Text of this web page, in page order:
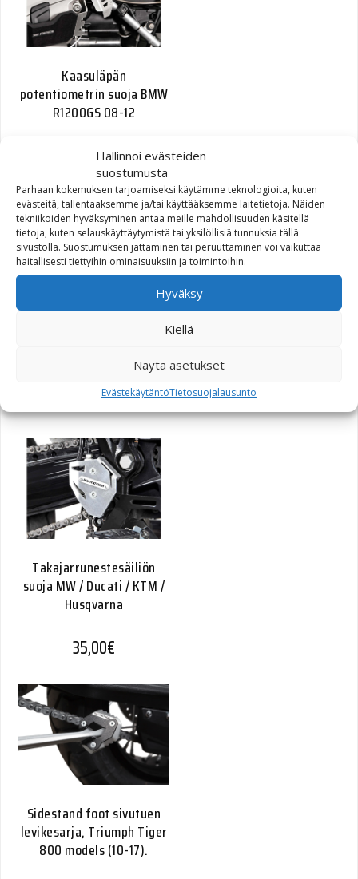
Hallinnoi evästeiden
suostumusta
Parhaan kokemuksen tarjoamiseksi käytämme teknologioita, kuten
evästeitä, tallentaaksemme ja/tai käyttääksemme laitetietoja. Näiden
tekniikoiden hyväksyminen antaa meille mahdollisuuden käsitellä
tietoja, kuten selauskäyttäytymistä tai yksilöllisiä tunnuksia tällä
sivustolla. Suostumuksen jättäminen tai peruuttaminen voi vaikuttaa
haitallisesti tiettyihin ominaisuuksiin ja toimintoihin.
Hyväksy
Kiellä
Näytä asetukset
EvästekäytäntöTietosuojalausunto
Kaasuläpän
potentiometrin suoja BMW
R1200GS 08-12
40,00€
55,00€
Takajarrunestesäiliön
suoja MW / Ducati / KTM /
Husqvarna
35,00€
Sidestand foot sivutuen
levikesarja, Triumph Tiger
800 models (10-17).